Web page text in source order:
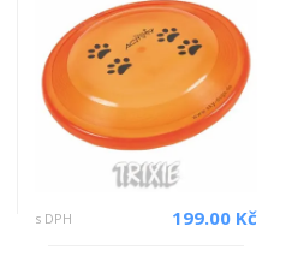
s DPH 199.00 Kč